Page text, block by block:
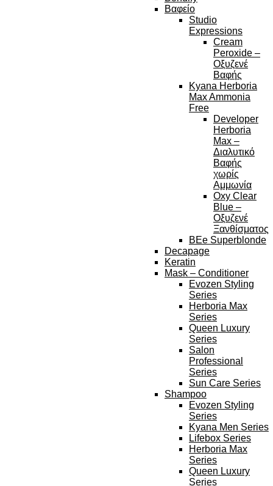
Βαφείο
Studio
Expressions
Cream
Peroxide –
Οξυζενέ
Βαφής
Kyana Herboria
Max Ammonia
Free
Developer
Herboria
Max –
Διαλυτικό
Βαφής
χωρίς
Αμμωνία
Oxy Clear
Blue –
Οξυζενέ
Ξανθίσματος
BEe Superblonde
Decapage
Keratin
Mask – Conditioner
Evozen Styling
Series
Herboria Max
Series
Queen Luxury
Series
Salon
Professional
Series
Sun Care Series
Shampoo
Evozen Styling
Series
Kyana Men Series
Lifebox Series
Herboria Max
Series
Queen Luxury
Series